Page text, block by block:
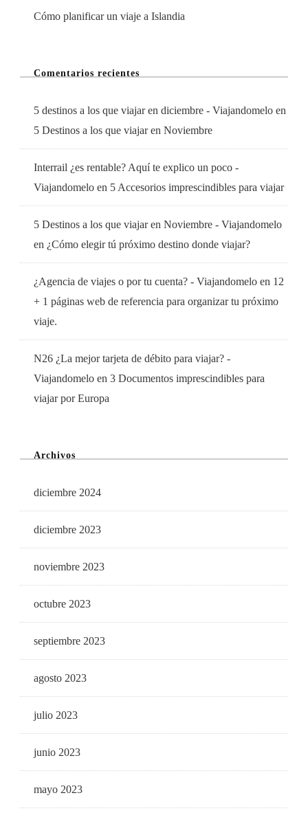
Cómo planificar un viaje a Islandia
Comentarios recientes
5 destinos a los que viajar en diciembre - Viajandomelo en
5 Destinos a los que viajar en Noviembre
Interrail ¿es rentable? Aquí te explico un poco -
Viajandomelo en 5 Accesorios imprescindibles para viajar
5 Destinos a los que viajar en Noviembre - Viajandomelo
en ¿Cómo elegir tú próximo destino donde viajar?
¿Agencia de viajes o por tu cuenta? - Viajandomelo en 12
+ 1 páginas web de referencia para organizar tu próximo
viaje.
N26 ¿La mejor tarjeta de débito para viajar? -
Viajandomelo en 3 Documentos imprescindibles para
viajar por Europa
Archivos
diciembre 2024
diciembre 2023
noviembre 2023
octubre 2023
septiembre 2023
agosto 2023
julio 2023
junio 2023
mayo 2023